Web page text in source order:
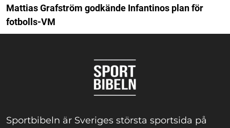
Mattias Grafström godkände Infantinos plan för
fotbolls-VM
Sportbibeln är Sveriges största sportsida på